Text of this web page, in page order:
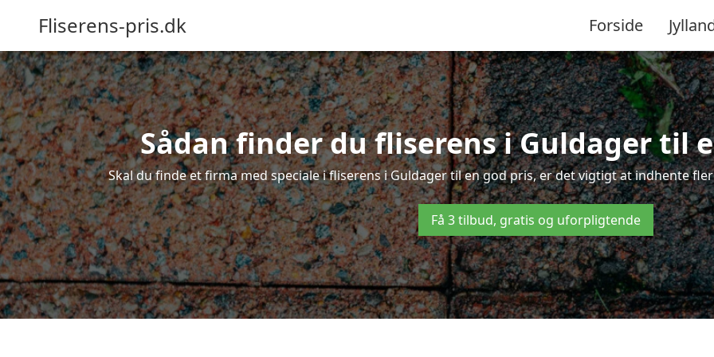
Fliserens-pris.dk Forside
Sådan finder du fliserens i Guldager til
Skal du finde et firma med speciale i fliserens i Guldager til en god pris, er det vigtigt at indhente
Få 3 tilbud, gratis og uforpligtende